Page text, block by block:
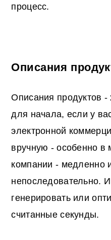
процесс.
Описания
Описания продуктов
для начала, если у
электронной
вручную - особенно в
компании - медленно
непоследовательно.
генерировать или
считанные секунды.